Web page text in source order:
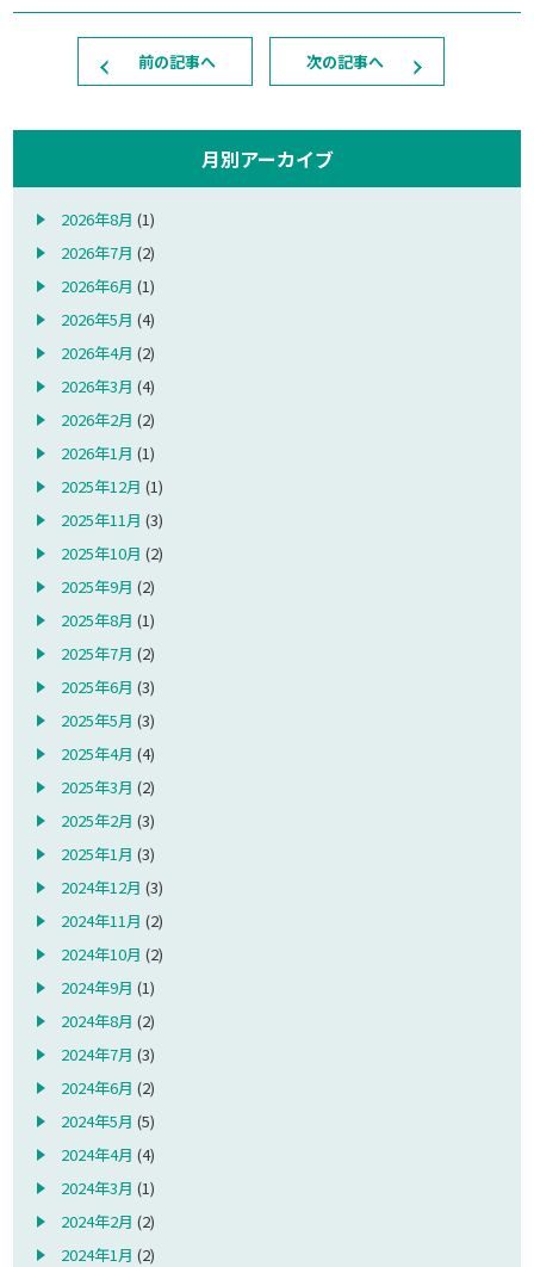
前の記事へ 次の記事へ
月別アーカイブ
2026年8月 (1)
2026年7月 (2)
2026年6月 (1)
2026年5月 (4)
2026年4月 (2)
2026年3月 (4)
2026年2月 (2)
2026年1月 (1)
2025年12月 (1)
2025年11月 (3)
2025年10月 (2)
2025年9月 (2)
2025年8月 (1)
2025年7月 (2)
2025年6月 (3)
2025年5月 (3)
2025年4月 (4)
2025年3月 (2)
2025年2月 (3)
2025年1月 (3)
2024年12月 (3)
2024年11月 (2)
2024年10月 (2)
2024年9月 (1)
2024年8月 (2)
2024年7月 (3)
2024年6月 (2)
2024年5月 (5)
2024年4月 (4)
2024年3月 (1)
2024年2月 (2)
2024年1月 (2)